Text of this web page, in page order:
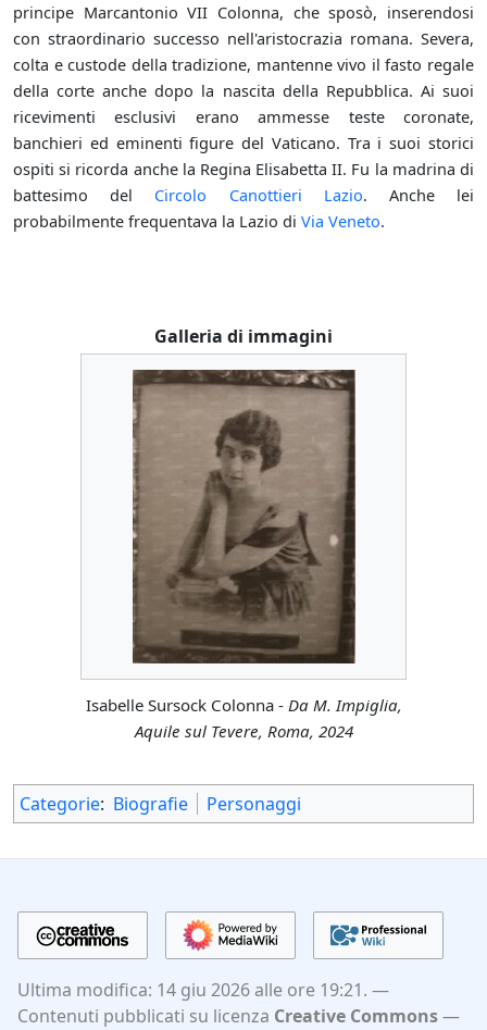
principe Marcantonio VII Colonna, che sposò, inserendosi
con straordinario successo nell'aristocrazia romana. Severa,
colta e custode della tradizione, mantenne vivo il fasto regale
della corte anche dopo la nascita della Repubblica. Ai suoi
ricevimenti esclusivi erano ammesse teste coronate,
banchieri ed eminenti figure del Vaticano. Tra i suoi storici
ospiti si ricorda anche la Regina Elisabetta II. Fu la madrina di
battesimo del Circolo Canottieri Lazio. Anche lei
probabilmente frequentava la Lazio di Via Veneto.
Galleria di immagini
Isabelle Sursock Colonna - Da M. Impiglia,
Aquile sul Tevere, Roma, 2024
Categorie: Biografie Personaggi
Ultima modifica: 14 giu 2026 alle ore 19:21.
Contenuti pubblicati su licenza Creative Commons